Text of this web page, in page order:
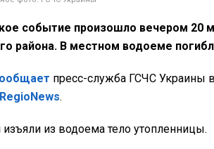
событие произошло вечером 20
района. В местном водоеме
пресс-служба ГСЧС Украины
RegioNews.
изъяли из водоема тело утопленницы.